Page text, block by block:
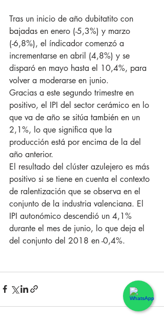
Tras un inicio de año dubitatito con
bajadas en enero (-5,3%) y marzo
(-6,8%), el índicador comenzó a
incrementarse en abril (4,8%) y se
disparó en mayo hasta el 10,4%, para
volver a moderarse en junio.
Gracias a este segundo trimestre en
positivo, el IPI del sector cerámico en lo
que va de año se sitúa también en un
2,1%, lo que significa que la
producción está por encima de la del
año anterior.
El resultado del clúster azulejero es más
positivo si se tiene en cuenta el contexto
de ralentización que se observa en el
conjunto de la industria valenciana. El
IPI autonómico descendió un 4,1%
durante el mes de junio, lo que deja el
del conjunto del 2018 en -0,4%.